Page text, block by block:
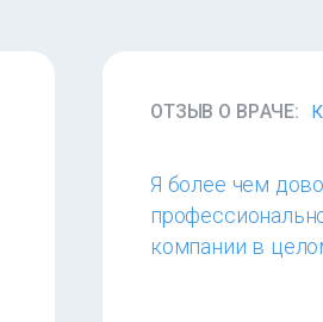
ОТЗЫВ О ВРАЧЕ:
Я более чем
компании в